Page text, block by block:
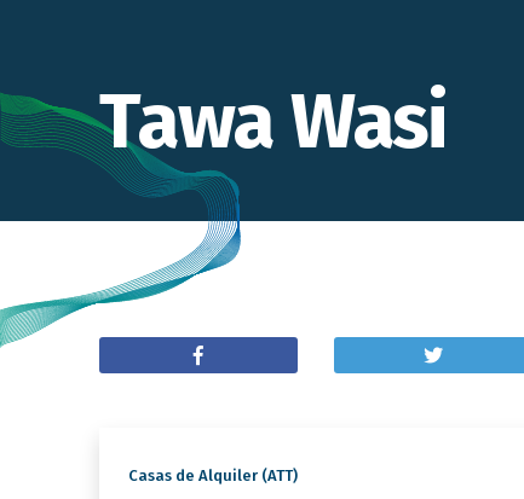
Tawa Wasi
Casas de Alquiler (ATT)